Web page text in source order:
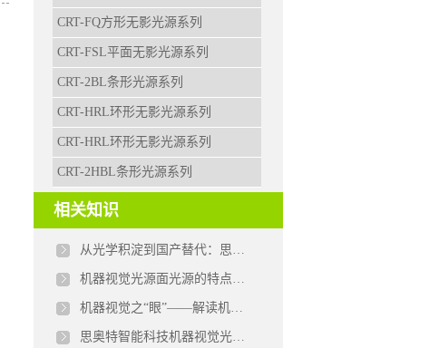
CRT-FQ方形无影光源系列
CRT-FSL平面无影光源系列
CRT-2BL条形光源系列
CRT-HRL环形无影光源系列
CRT-HRL环形无影光源系列
CRT-2HBL条形光源系列
相关知识
从光学积淀到国产替代：思奥特智能科技的机器视觉光源突围之路
机器视觉光源面光源的特点和应用场景
机器视觉之“眼”——解读机器视觉光源的特点与应用场景
思奥特智能科技机器视觉光源的特点与应用场景